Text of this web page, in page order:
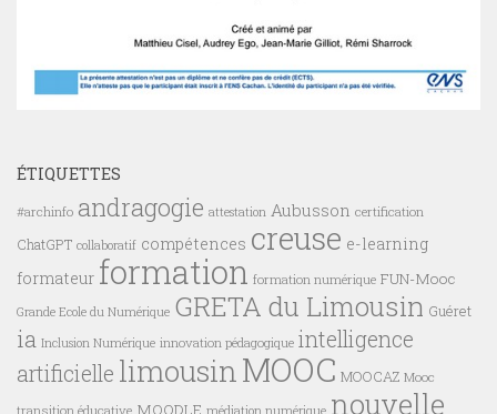
ÉTIQUETTES
#archinfo andragogie attestation Aubusson certification
ChatGPT collaboratif compétences creuse e-learning
formateur formation formation numérique FUN-Mooc
Grande Ecole du Numérique GRETA du Limousin Guéret
ia Inclusion Numérique innovation pédagogique intelligence
artificielle limousin MOOC MOOCAZ Mooc
transition éducative MOODLE médiation numérique nouvelle